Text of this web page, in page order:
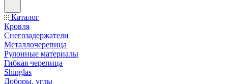
Каталог
Кровля
Снегозадержатели
Металлочерепица
Рулонные материалы
Гибкая черепица
Shinglas
Доборы, углы